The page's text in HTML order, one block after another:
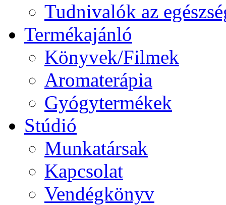
Tudnivalók az
Termékajánló
Könyvek/Filmek
Aromaterápia
Gyógytermékek
Stúdió
Munkatársak
Kapcsolat
Vendégkönyv